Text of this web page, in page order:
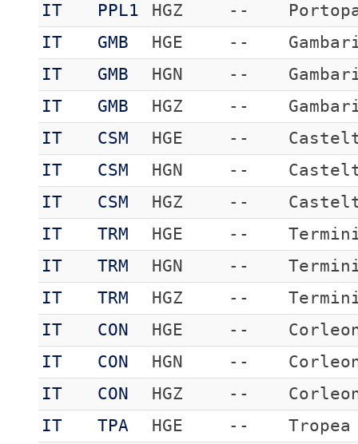
IT
PPL1 HGZ --
IT
GMB HGE --
IT
GMB HGN --
IT
GMB HGZ --
IT
CSM HGE --
IT
CSM HGN --
IT
CSM HGZ --
IT
TRM HGE --
IT
TRM HGN --
IT
TRM HGZ --
IT
CON HGE --
IT
CON HGN --
IT
CON HGZ --
IT
TPA HGE --
Tropea